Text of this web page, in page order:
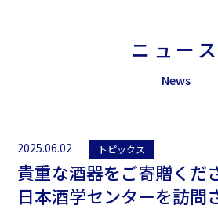
ニュース
News
2025.06.02 トピックス
貴重な酒器をご寄贈くだ
日本酒学センターを訪問